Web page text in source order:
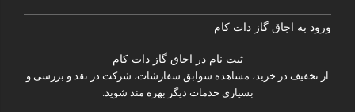
ورود به اجاق گاز دات کام
ثبت نام در اجاق گاز دات کام
از تخفیف در خرید، مشاهده سوابق سفارشات، شرکت در نقد و بررسی و
بسیاری خدمات دیگر بهره مند شوید.